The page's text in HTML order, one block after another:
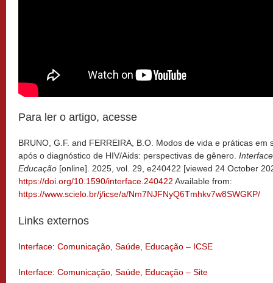
Para ler o artigo, acesse
BRUNO, G.F. and FERREIRA, B.O. Modos de vida e práticas
após o diagnóstico de HIV/Aids: perspectivas de gênero.
Educação [online]. 2025, vol. 29, e240422 [viewed 24 October
https://doi.org/10.1590/interface.240422 Available from:
https://www.scielo.br/j/icse/a/Nm7NJFNyQ6Tmhkv7w8SWGKP/
Links externos
Interface: Comunicação, Saúde, Educação – ICSE
Interface: Comunicação, Saúde, Educação – Site